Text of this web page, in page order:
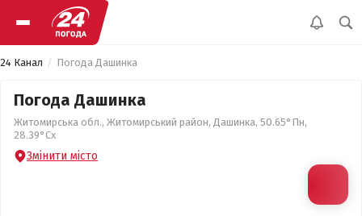
24 Канал Погода Дашинка
Погода Дашинка
Житомирська обл., Житомирський район, Дашинка, 50.65°Пн,
28.39°Сх
Змінити місто